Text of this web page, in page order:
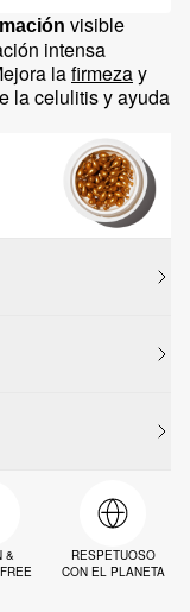
visible
intensa
lafirmezay
la celulitis y ayuda
&
RESPETUOSO
CON EL PLANETA